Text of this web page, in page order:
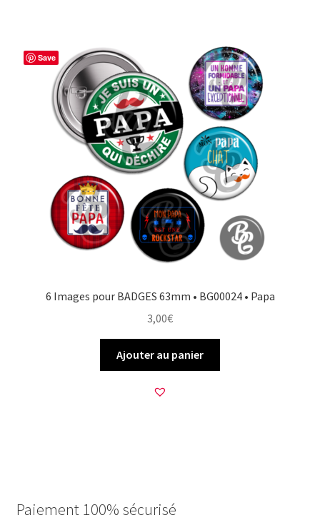
Save
6 Images pour BADGES 63mm • BG00024 • Papa
3,00€
Ajouter au panier
Paiement 100% sécurisé